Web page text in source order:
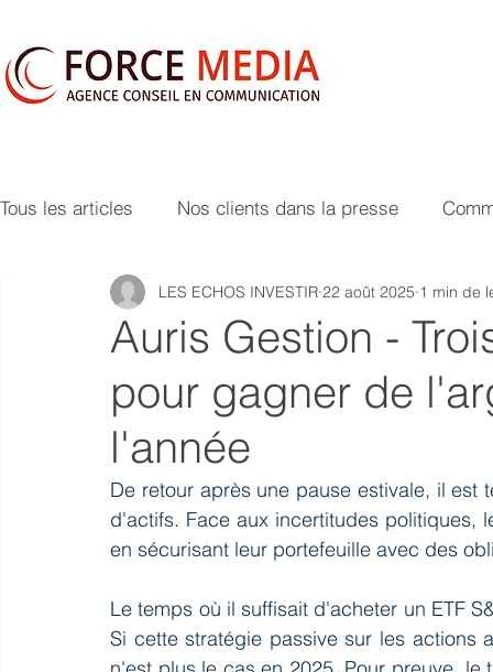
Tous les articles Nos clients dans la presse
Auris Gestion -
pour gagner de
l'année
LES ECHOS INVESTIR 22 août 2025 1 min de
De retour après une pause estivale, il
d'actifs. Face aux incertitudes politiques,
en sécurisant leur portefeuille avec des
Le temps où il suffisait d'acheter un ETF
Si cette stratégie passive sur les actions